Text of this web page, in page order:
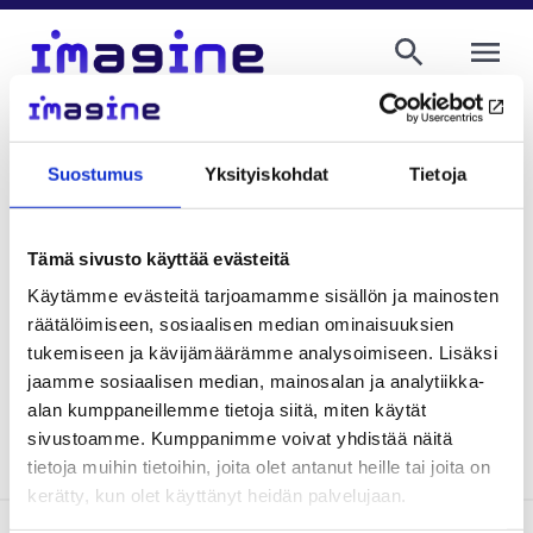
Suostumus Yksityiskohdat Tietoja
Tämä sivusto käyttää evästeitä
Käytämme evästeitä tarjoamamme sisällön ja mainosten
räätälöimiseen, sosiaalisen median ominaisuuksien
tukemiseen ja kävijämäärämme analysoimiseen. Lisäksi
jaamme sosiaalisen median, mainosalan ja analytiikka-
alan kumppaneillemme tietoja siitä, miten käytät
sivustoamme. Kumppanimme voivat yhdistää näitä
tietoja muihin tietoihin, joita olet antanut heille tai joita on
kerätty, kun olet käyttänyt heidän palvelujaan.
Elina Suontama
viestinnän asiantuntija, Terveyden ja
hyvinvoinnin laitos
029 524 7392
Kirjoittajan blogeja